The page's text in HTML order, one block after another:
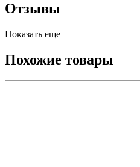
Отзывы
Показать еще
Похожие товары